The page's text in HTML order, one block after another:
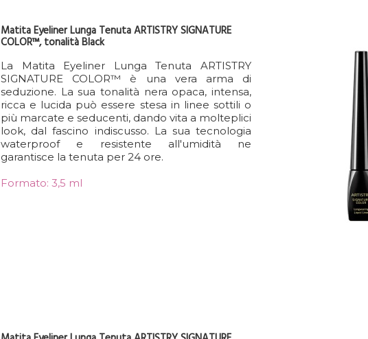
Matita Eyeliner Lunga Tenuta ARTISTRY SIGNATURE
COLOR™, tonalità Black
La Matita Eyeliner Lunga Tenuta ARTISTRY
SIGNATURE COLOR™ è una vera arma di
seduzione. La sua tonalità nera opaca, intensa,
ricca e lucida può essere stesa in linee sottili o
più marcate e seducenti, dando vita a molteplici
look, dal fascino indiscusso. La sua tecnologia
waterproof e resistente all'umidità ne
garantisce la tenuta per 24 ore.
Formato: 3,5 ml